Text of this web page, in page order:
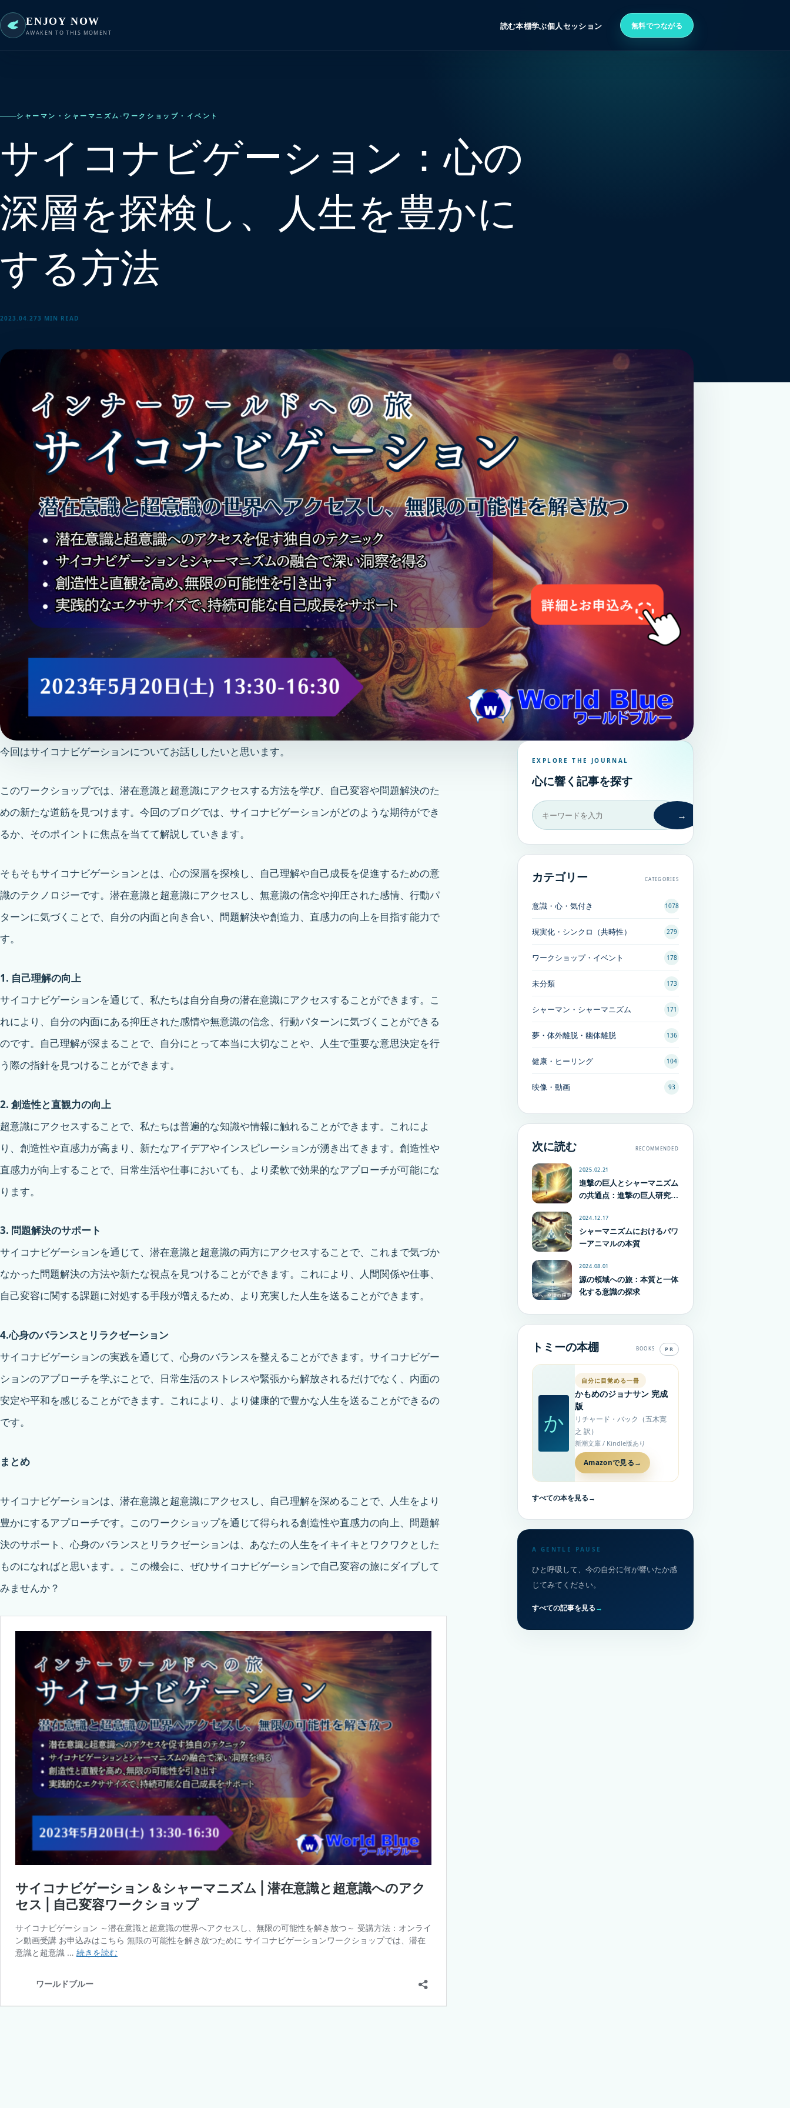
ENJOY NOW
AWAKEN TO THIS MOMENT
読む本棚学ぶ個人セッション 無料でつながる
シャーマン・シャーマニズム · ワークショップ・イベント
サイコナビゲーション：心の
深層を探検し、人生を豊かに
する方法
2023.04.273 MIN READ
今回はサイコナビゲーションについてお話ししたいと思います。
このワークショップでは、潜在意識と超意識にアクセスする方法を学び、自己変容や問題解決のた
めの新たな道筋を見つけます。今回のブログでは、サイコナビゲーションがどのような期待ができ
るか、そのポイントに焦点を当てて解説していきます。
そもそもサイコナビゲーションとは、心の深層を探検し、自己理解や自己成長を促進するための意
識のテクノロジーです。潜在意識と超意識にアクセスし、無意識の信念や抑圧された感情、行動パ
ターンに気づくことで、自分の内面と向き合い、問題解決や創造力、直感力の向上を目指す能力で
す。
1. 自己理解の向上
サイコナビゲーションを通じて、私たちは自分自身の潜在意識にアクセスすることができます。こ
れにより、自分の内面にある抑圧された感情や無意識の信念、行動パターンに気づくことができる
のです。自己理解が深まることで、自分にとって本当に大切なことや、人生で重要な意思決定を行
う際の指針を見つけることができます。
2. 創造性と直観力の向上
超意識にアクセスすることで、私たちは普遍的な知識や情報に触れることができます。これによ
り、創造性や直感力が高まり、新たなアイデアやインスピレーションが湧き出てきます。創造性や
直感力が向上することで、日常生活や仕事においても、より柔軟で効果的なアプローチが可能にな
ります。
3. 問題解決のサポート
サイコナビゲーションを通じて、潜在意識と超意識の両方にアクセスすることで、これまで気づか
なかった問題解決の方法や新たな視点を見つけることができます。これにより、人間関係や仕事、
自己変容に関する課題に対処する手段が増えるため、より充実した人生を送ることができます。
4.心身のバランスとリラクゼーション
サイコナビゲーションの実践を通じて、心身のバランスを整えることができます。サイコナビゲー
ションのアプローチを学ぶことで、日常生活のストレスや緊張から解放されるだけでなく、内面の
安定や平和を感じることができます。これにより、より健康的で豊かな人生を送ることができるの
です。
まとめ
サイコナビゲーションは、潜在意識と超意識にアクセスし、自己理解を深めることで、人生をより
豊かにするアプローチです。このワークショップを通じて得られる創造性や直感力の向上、問題解
決のサポート、心身のバランスとリラクゼーションは、あなたの人生をイキイキとワクワクとした
ものになればと思います。。この機会に、ぜひサイコナビゲーションで自己変容の旅にダイブして
みませんか？
EXPLORE THE JOURNAL
心に響く記事を探す
→
カテゴリー CATEGORIES
意識・心・気付き 1078
現実化・シンクロ（共時性） 279
ワークショップ・イベント 178
未分類 173
シャーマン・シャーマニズム 171
夢・体外離脱・幽体離脱 136
健康・ヒーリング 104
映像・動画 93
次に読む RECOMMENDED
2025.02.21
進撃の巨人とシャーマニズム
の共通点：進撃の巨人研究家
書いてもらう
2024.12.17
シャーマニズムにおけるパワ
ーアニマルの本質
2024.08.01
源の領域への旅：本質と一体
化する意識の探求
トミーの本棚 BOOKS PR
か
自分に目覚める一冊
かもめのジョナサン 完成
版
リチャード・バック（五木寛
之 訳）
新潮文庫 / Kindle版あり
Amazonで見る →
すべての本を見る→
A GENTLE PAUSE
ひと呼吸して、今の自分に何が響いたか感
じてみてください。
すべての記事を見る→